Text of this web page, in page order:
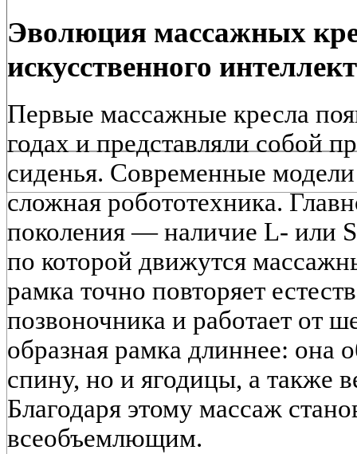
Эволюция массажных
искусственного
Первые массажные кресла
годах и представляли собой
сиденья. Современные
сложная робототехника.
поколения — наличие L- или
по которой движутся
рамка точно повторяет
позвоночника и работает от
образная рамка длиннее: она
спину, но и ягодицы, а также
Благодаря этому массаж
всеобъемлющим.